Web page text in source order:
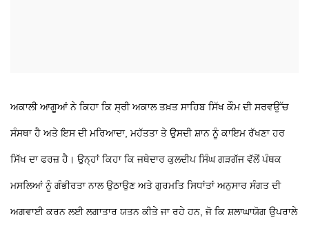
ਅਕਾਲੀ ਆਗੂਆਂ ਨੇ ਕਿਹਾ ਕਿ ਸ੍ਰੀ ਅਕਾਲ ਤਖ਼ਤ ਸਾਹਿਬ ਸਿੱਖ ਕੌਮ ਦੀ ਸਰਵਉੱਚ
ਸੰਸਥਾ ਹੈ ਅਤੇ ਇਸ ਦੀ ਮਰਿਆਦਾ, ਮਹੱਤਤਾ ਤੇ ਉਸਦੀ ਸ਼ਾਨ ਨੂੰ ਕਾਇਮ ਰੱਖਣਾ ਹਰ
ਸਿੱਖ ਦਾ ਫਰਜ਼ ਹੈ। ਉਨ੍ਹਾਂ ਕਿਹਾ ਕਿ ਜਥੇਦਾਰ ਕੁਲਦੀਪ ਸਿੰਘ ਗੜਗੱਜ ਵੱਲੋਂ ਪੰਥਕ
ਮਸਲਿਆਂ ਨੂੰ ਗੰਭੀਰਤਾ ਨਾਲ ਉਠਾਉਣ ਅਤੇ ਗੁਰਮਤਿ ਸਿਧਾਂਤਾਂ ਅਨੁਸਾਰ ਸੰਗਤ ਦੀ
ਅਗਵਾਈ ਕਰਨ ਲਈ ਲਗਾਤਾਰ ਯਤਨ ਕੀਤੇ ਜਾ ਰਹੇ ਹਨ, ਜੋ ਕਿ ਸ਼ਲਾਘਾਯੋਗ ਉਪਰਾਲੇ